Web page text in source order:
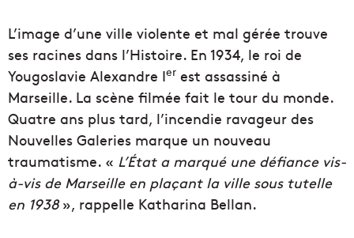
L’image d’une ville violente et mal gérée trouve
ses racines dans l’Histoire. En 1934, le roi de
Yougoslavie Alexandre Ier est assassiné à
Marseille. La scène filmée fait le tour du monde.
Quatre ans plus tard, l’incendie ravageur des
Nouvelles Galeries marque un nouveau
traumatisme. « L’État a marqué une défiance vis-
à-vis de Marseille en plaçant la ville sous tutelle
en 1938», rappelle Katharina Bellan.